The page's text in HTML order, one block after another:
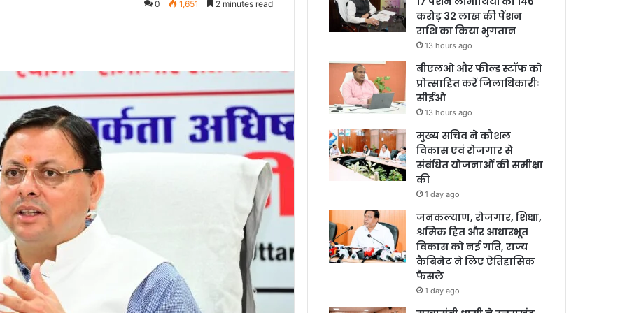
0 1,651 2 minutes read
करोड़ 32 लाख की पेंशन
राशि का किया भुगतान
13 hours ago
बीएलओ और फील्ड स्टॉफ को
प्रोत्साहित करें जिलाधिकारीः
सीईओ
13 hours ago
मुख्य सचिव ने कौशल
विकास एवं रोजगार से
संबंधित योजनाओं की समीक्षा
की
1 day ago
जनकल्याण, रोजगार, शिक्षा,
श्रमिक हित और आधारभूत
विकास को नई गति, राज्य
कैबिनेट ने लिए ऐतिहासिक
फैसले
1 day ago